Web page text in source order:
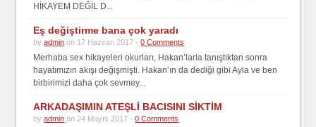
HİKAYEM DEĞİL D...
Eş değiştirme bana çok yaradı
byadmin on 17 Haziran 2017 -0 Comments
Merhaba sex hikayeleri okurları, Hakan’larla tanıştıktan sonra
hayatımızın akışı değişmişti. Hakan’ın da dediği gibi Ayla ve ben
birbirimizi daha çok sevmey...
ARKADAŞIMIN ATEŞLİ BACISINI SİKTİM
byadmin on 24 Mayıs 2017 -0 Comments